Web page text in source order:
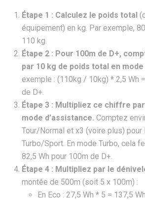
Étape 1 : Calculez le poids total
équipement) en kg. Par exemple,
110 kg.
Étape 2 : Pour 100m de D+,
par 10 kg de poids total en mode
exemple : (110kg / 10kg) * 2,5 Wh
de D+.
Étape 3 : Multipliez ce chiffre
mode d’assistance. Comptez
Tour/Normal et x3 (voire plus) pour
Turbo/Sport. En mode Turbo, cela
82,5 Wh pour 100m de D+.
Étape 4 : Multipliez par le
montée de 500m (soit 5 x 100m) :
En Eco : 27,5 Wh * 5 = 137,5